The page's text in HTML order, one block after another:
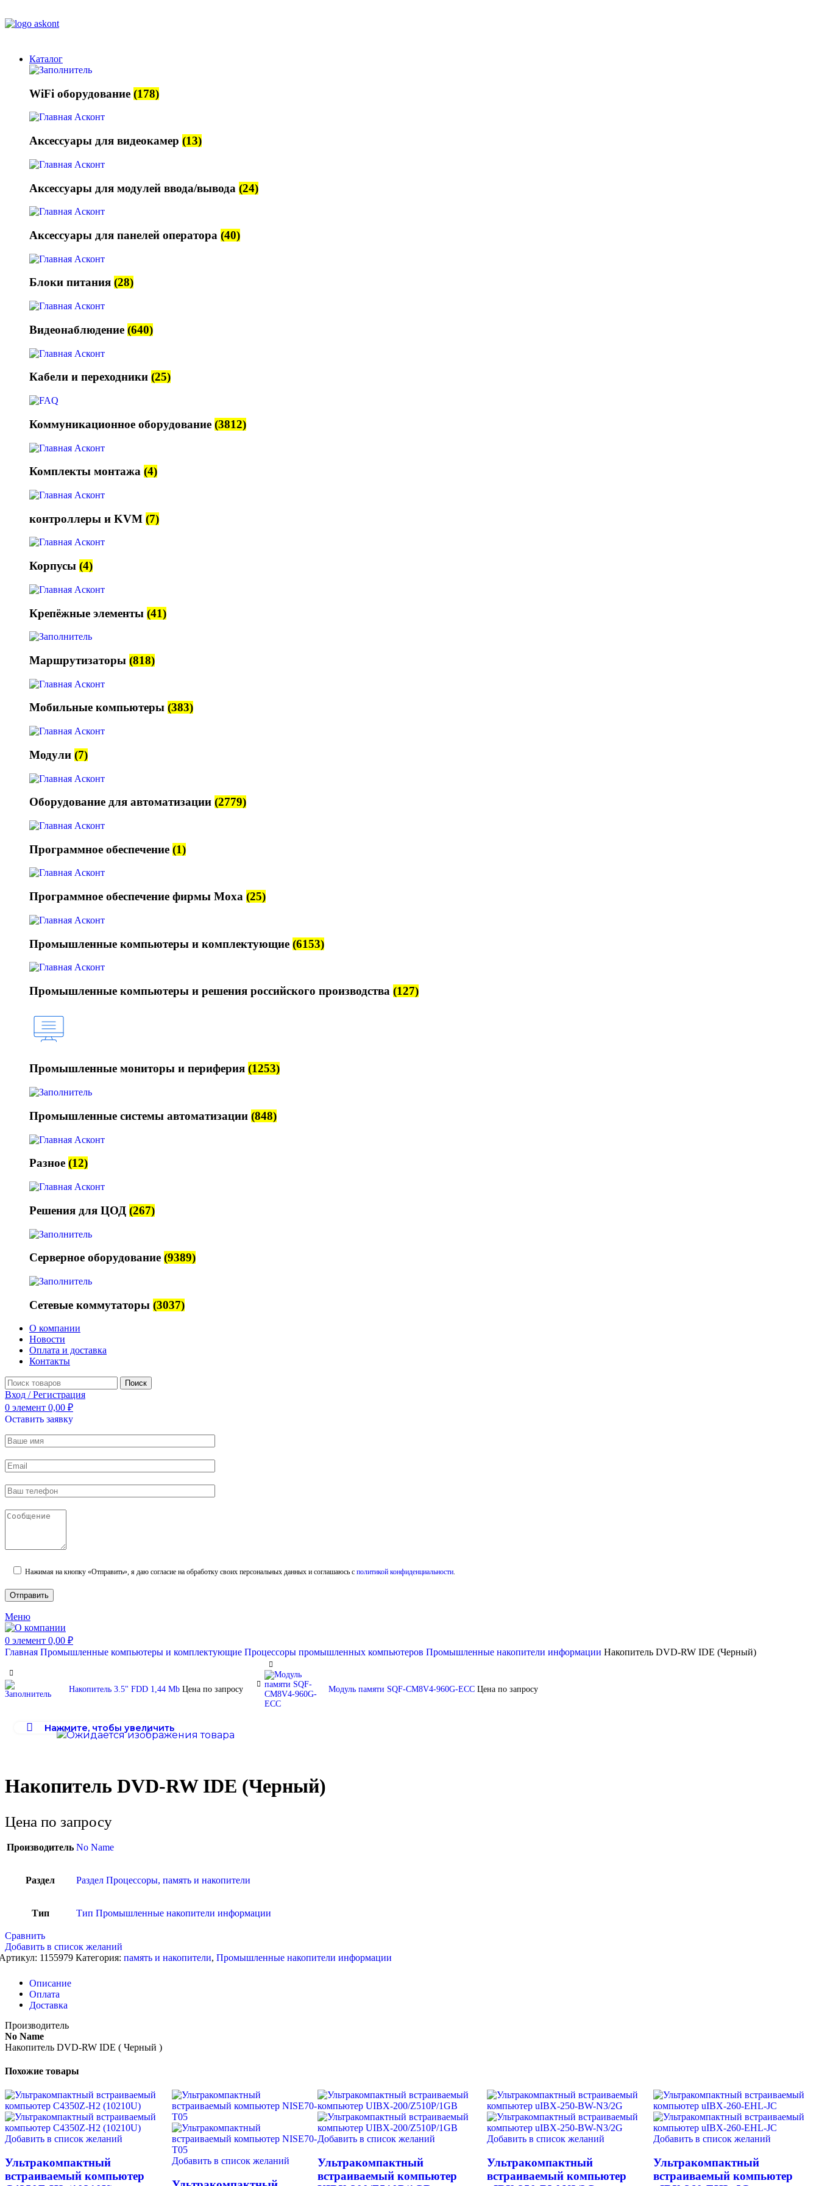
Каталог
WiFi оборудование (178)
Аксессуары для видеокамер (13)
Аксессуары для модулей ввода/вывода (24)
Аксессуары для панелей оператора (40)
Блоки питания (28)
Видеонаблюдение (640)
Кабели и переходники (25)
Коммуникационное оборудование (3812)
Комплекты монтажа (4)
контроллеры и KVM (7)
Корпусы (4)
Крепёжные элементы (41)
Маршрутизаторы (818)
Мобильные компьютеры (383)
Модули (7)
Оборудование для автоматизации (2779)
Программное обеспечение (1)
Программное обеспечение фирмы Moxa (25)
Промышленные компьютеры и комплектующие (6153)
Промышленные компьютеры и решения российского производства (127)
Промышленные мониторы и периферия (1253)
Промышленные системы автоматизации (848)
Разное (12)
Решения для ЦОД (267)
Серверное оборудование (9389)
Сетевые коммутаторы (3037)
О компании
Новости
Оплата и доставка
Контакты
Поиск
Вход / Регистрация
0 элемент 0,00 ₽
Оставить заявку
Нажимая на кнопку «Отправить», я даю согласие на обработку своих персональных данных и соглашаюсь с политикой конфиденциальности.
Меню
0 элемент 0,00 ₽
Главная Промышленные компьютеры и комплектующие Процессоры промышленных компьютеров Промышленные накопители информации Накопитель DVD-RW IDE (Черный)
Накопитель 3.5" FDD 1,44 Mb Цена по запросу Модуль памяти SQF-CM8V4-960G-ECC Цена по запросу
Нажмите, чтобы увеличить
Накопитель DVD-RW IDE (Черный)
Цена по запросу
Производитель No Name
Раздел Раздел Процессоры, память и накопители
Тип Тип Промышленные накопители информации
Сравнить
Добавить в список желаний
1155979 Категория: память и накопители, Промышленные накопители информации
Описание
Оплата
Доставка
Производитель
No Name
Накопитель DVD-RW IDE ( Черный )
Похожие товары
Добавить в список желаний
Ультракомпактный
встраиваемый компьютер
Добавить в список желаний
Добавить в список желаний
Ультракомпактный
встраиваемый компьютер
Добавить в список желаний
Ультракомпактный
встраиваемый компьютер
Добавить в список желаний
Ультракомпактный
встраиваемый компьютер